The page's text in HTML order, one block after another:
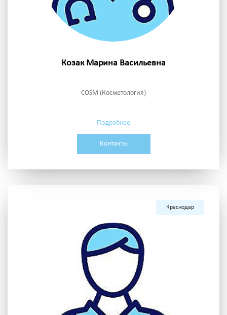
Козак Марина Васильевна
COSM (Косметология)
Подробнее
Контакты
Краснодар